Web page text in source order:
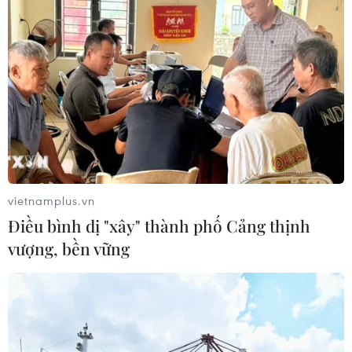
vietnamplus.vn
Điều bình dị "xây" thành phố Cảng thịnh
vượng, bền vững